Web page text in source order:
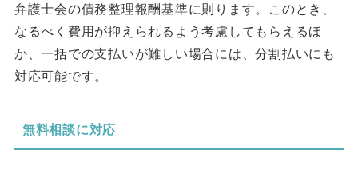
弁護士会の債務整理報酬基準に則ります。このとき、
なるべく費用が抑えられるよう考慮してもらえるほ
か、一括での支払いが難しい場合には、分割払いにも
対応可能です。
無料相談に対応